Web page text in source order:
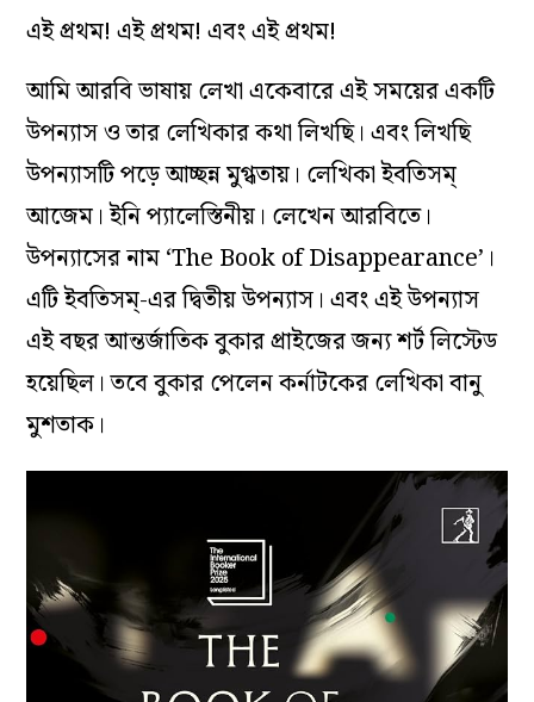
এই প্রথম! এই প্রথম! এবং এই প্রথম!
আমি আরবি ভাষায় লেখা একেবারে এই সময়ের একটি
উপন্যাস ও তার লেখিকার কথা লিখছি। এবং লিখছি
উপন্যাসটি পড়ে আচ্ছন্ন মুগ্ধতায়। লেখিকা ইবতিসম্
আজেম। ইনি প্যালেস্তিনীয়। লেখেন আরবিতে।
উপন্যাসের নাম ‘The Book of Disappearance’।
এটি ইবতিসম্-এর দ্বিতীয় উপন্যাস। এবং এই উপন্যাস
এই বছর আন্তর্জাতিক বুকার প্রাইজের জন্য শর্ট লিস্টেড
হয়েছিল। তবে বুকার পেলেন কর্নাটকের লেখিকা বানু
মুশতাক।